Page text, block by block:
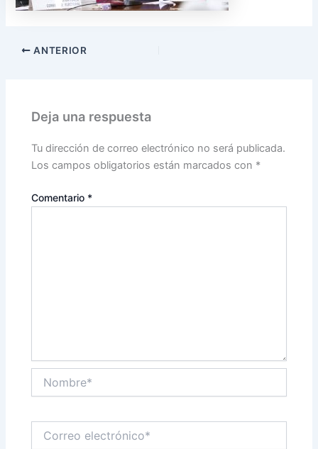
ANTERIOR
Deja una respuesta
Tu dirección de correo electrónico no será publicada.
Los campos obligatorios están marcados con *
Comentario *
electrónico*